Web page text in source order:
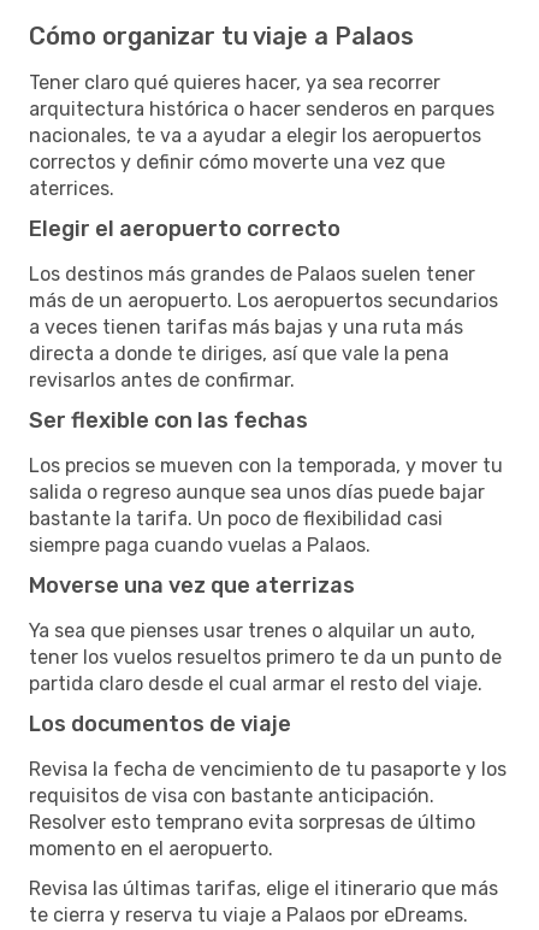
Cómo organizar tu viaje a Palaos
Tener claro qué quieres hacer, ya sea recorrer
arquitectura histórica o hacer senderos en parques
nacionales, te va a ayudar a elegir los aeropuertos
correctos y definir cómo moverte una vez que
aterrices.
Elegir el aeropuerto correcto
Los destinos más grandes de Palaos suelen tener
más de un aeropuerto. Los aeropuertos secundarios
a veces tienen tarifas más bajas y una ruta más
directa a donde te diriges, así que vale la pena
revisarlos antes de confirmar.
Ser flexible con las fechas
Los precios se mueven con la temporada, y mover tu
salida o regreso aunque sea unos días puede bajar
bastante la tarifa. Un poco de flexibilidad casi
siempre paga cuando vuelas a Palaos.
Moverse una vez que aterrizas
Ya sea que pienses usar trenes o alquilar un auto,
tener los vuelos resueltos primero te da un punto de
partida claro desde el cual armar el resto del viaje.
Los documentos de viaje
Revisa la fecha de vencimiento de tu pasaporte y los
requisitos de visa con bastante anticipación.
Resolver esto temprano evita sorpresas de último
momento en el aeropuerto.
Revisa las últimas tarifas, elige el itinerario que más
te cierra y reserva tu viaje a Palaos por eDreams.